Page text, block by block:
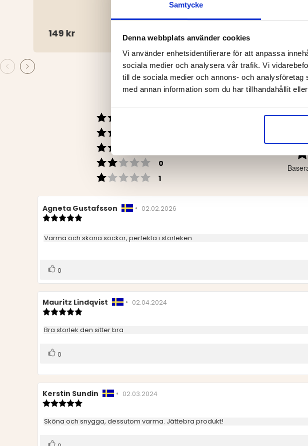
Samtycke
Denna webbplats använder cookies
Vi använder enhetsidentifierare för att anpassa
sociala medier och analysera vår trafik. Vi
till de sociala medier och annons- och
med annan information som du har tillhandahållit
149 kr 99 kr 149 kr
Betyg: 2 utav 5 stjärnor
0
Betyg: 1 utav 5 stjärnor
1
Recensionsförfattare:
Agneta Gustafsson • Recensionsdatum:
02.02.2026
utav
5
Recensionstext:
Varma och sköna sockor, perfekta i storleken.
Rösta
0
Recensionsförfattare:
Mauritz Lindqvist • Recensionsdatum:
02.04.2024
utav
5
Recensionstext:
Bra storlek den sitter bra
Rösta
0
Recensionsförfattare:
Kerstin Sundin • Recensionsdatum:
02.03.2024
utav
5
Recensionstext:
Sköna och snygga, dessutom varma. Jättebra produkt!